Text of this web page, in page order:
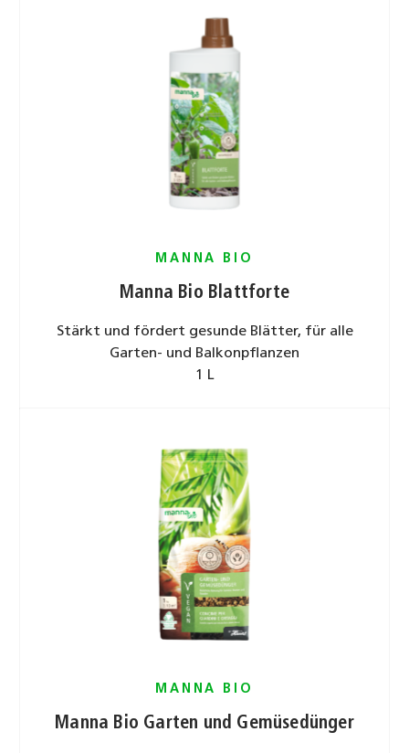
MANNA BIO
Manna Bio Blattforte
Stärkt und fördert gesunde Blätter, für alle
Garten- und Balkonpﬂanzen
1 L
MANNA BIO
Manna Bio Garten und Gemüsedünger